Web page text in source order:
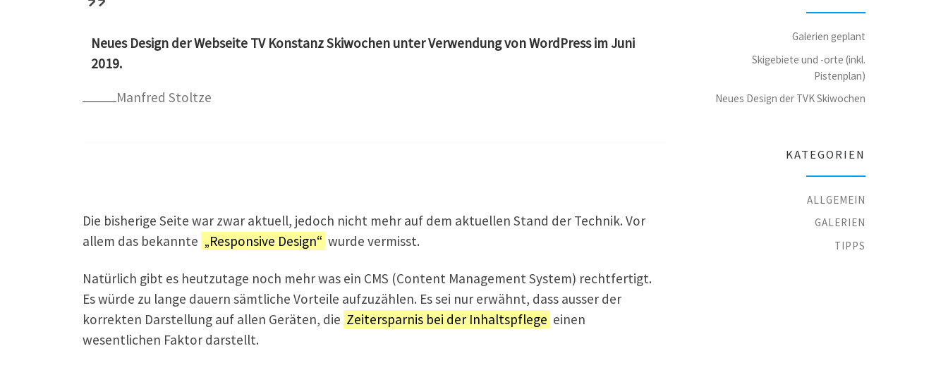
Neues Design der Webseite TV Konstanz Skiwochen unter Verwendung von WordPress im Juni
2019.
Manfred Stoltze
Die bisherige Seite war zwar aktuell, jedoch nicht mehr auf dem aktuellen Stand der Technik. Vor
allem das bekannte „Responsive Design“ wurde vermisst.
Natürlich gibt es heutzutage noch mehr was ein CMS (Content Management System) rechtfertigt.
Es würde zu lange dauern sämtliche Vorteile aufzuzählen. Es sei nur erwähnt, dass ausser der
korrekten Darstellung auf allen Geräten, die Zeitersparnis bei der Inhaltspflege einen
wesentlichen Faktor darstellt.
Galerien geplant
Skigebiete und -orte (inkl.
Pistenplan)
Neues Design der TVK Skiwochen
KATEGORIEN
ALLGEMEIN
GALERIEN
TIPPS